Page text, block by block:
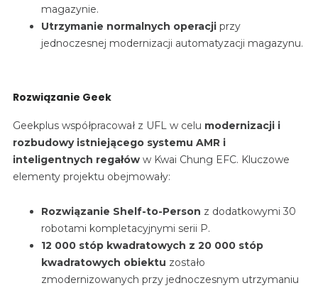
magazynie.
Utrzymanie normalnych operacji przy
jednoczesnej modernizacji automatyzacji magazynu.
Rozwiązanie Geek
Geekplus współpracował z UFL w celu modernizacji i
rozbudowy istniejącego systemu AMR i
inteligentnych regałów w Kwai Chung EFC. Kluczowe
elementy projektu obejmowały:
Rozwiązanie Shelf-to-Person z dodatkowymi 30
robotami kompletacyjnymi serii P.
12 000 stóp kwadratowych z 20 000 stóp
kwadratowych obiektu zostało
zmodernizowanych przy jednoczesnym utrzymaniu